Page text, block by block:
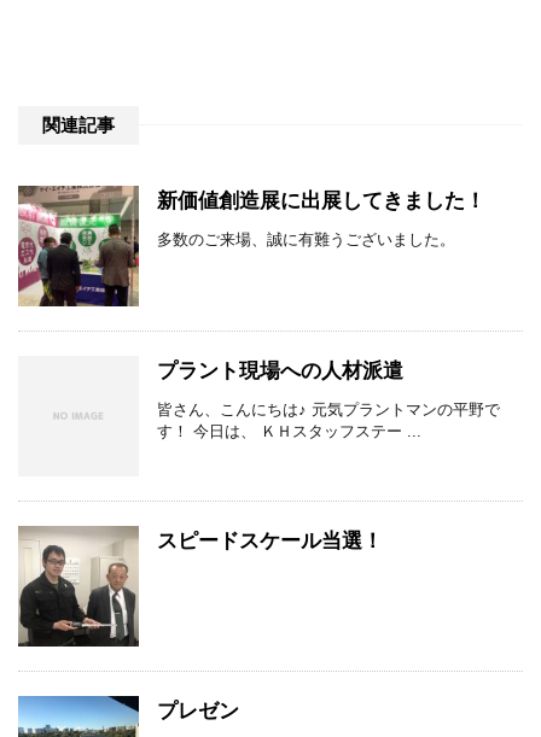
関連記事
新価値創造展に出展してきました！
多数のご来場、誠に有難うございました。
プラント現場への人材派遣
皆さん、こんにちは♪ 元気プラントマンの平野で
す！ 今日は、 ＫＨスタッフステー ...
スピードスケール当選！
プレゼン